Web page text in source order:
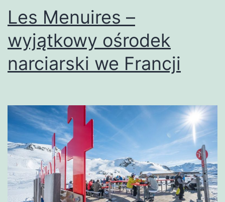
Les Menuires –
wyjątkowy ośrodek
narciarski we Francji